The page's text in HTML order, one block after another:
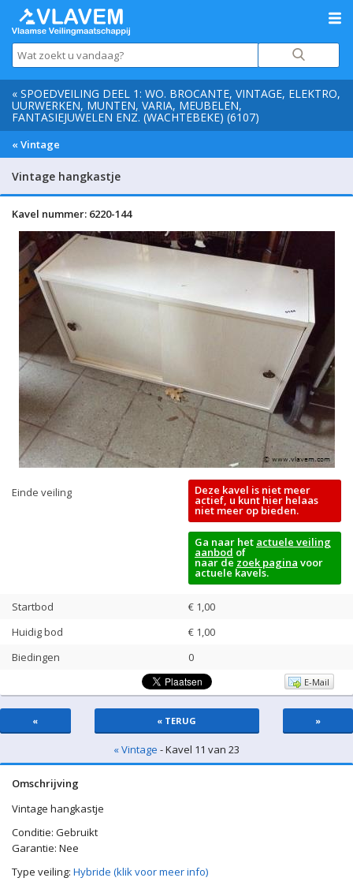
« SPOEDVEILING DEEL 1: WO. BROCANTE, VINTAGE, ELEKTRO,
UURWERKEN, MUNTEN, VARIA, MEUBELEN,
FANTASIEJUWELEN ENZ. (WACHTEBEKE) (6107)
« Vintage
Vintage hangkastje
Kavel nummer: 6220-144
Einde veiling Deze kavel is niet meer
actief, u kunt hier helaas
niet meer op bieden.
Ga naar het actuele veiling
aanbod of
naar de zoek pagina voor
actuele kavels.
Startbod
€ 1,00
Huidig bod
€ 1,00
Biedingen
0
E-Mail
« « TERUG »
« Vintage - Kavel 11 van 23
Omschrijving
Vintage hangkastje
Conditie: Gebruikt
Garantie: Nee
Type veiling: Hybride (klik voor meer info)